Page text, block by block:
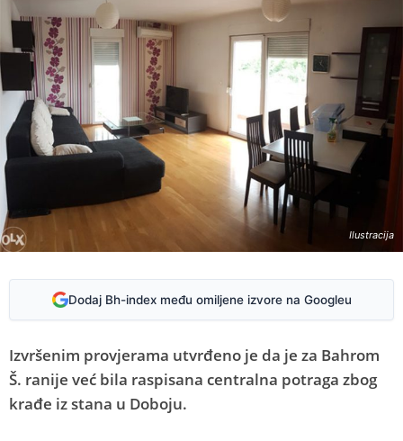
Ilustracija
Dodaj Bh-index među omiljene izvore na Googleu
Izvršenim provjerama utvrđeno je da je za Bahrom
Š. ranije već bila raspisana centralna potraga zbog
krađe iz stana u Doboju.